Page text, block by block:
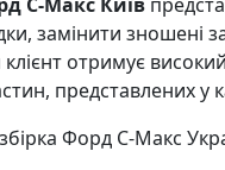
замінити зношені
отримує
представлених у
Форд С-Макс